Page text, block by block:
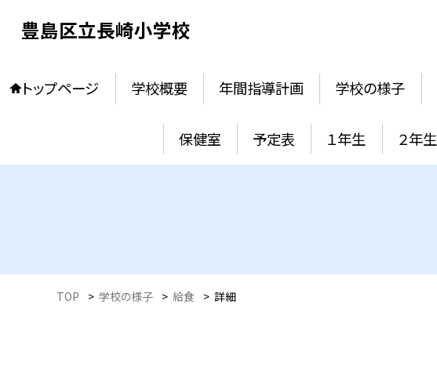
豊島区立長崎小学校
トップページ 学校概要 年間指導計画 学校の様子
保健室 予定表 １年生 ２年生
TOP > 学校の様子 > 給食 > 詳細